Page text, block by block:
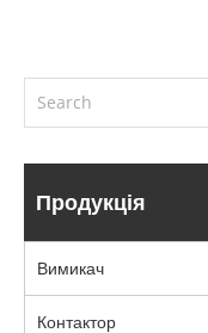
Продукція
Вимикач
Контактор